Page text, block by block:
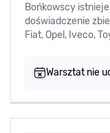
Bońkowscy
doświadczenie
Fiat, Opel, Iveco,
Warsztat nie